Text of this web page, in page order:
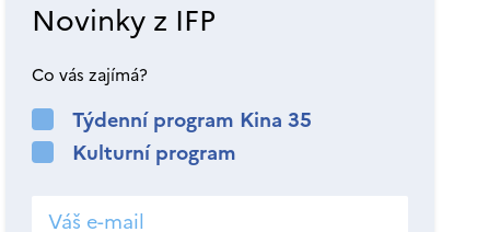
Novinky z IFP
Co vás zajímá?
Týdenní program Kina 35
Kulturní program